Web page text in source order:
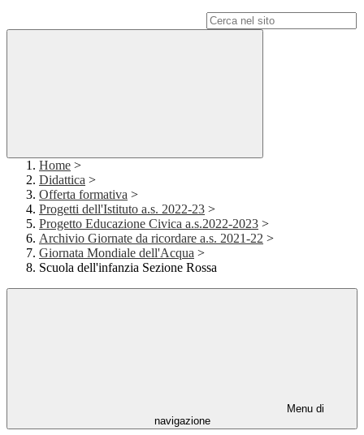
Home >
Didattica >
Offerta formativa >
Progetti dell'Istituto a.s. 2022-23 >
Progetto Educazione Civica a.s.2022-2023 >
Archivio Giornate da ricordare a.s. 2021-22 >
Giornata Mondiale dell'Acqua >
Scuola dell'infanzia Sezione Rossa
Menu di
navigazione